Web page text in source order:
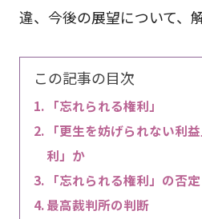
違、今後の展望について、
この記事の目次
「忘れられる権利」
「更生を妨げられない利
利」か
「忘れられる権利」の否定
最高裁判所の判断